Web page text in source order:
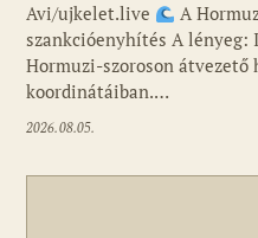
Avi/ujkelet.live
A
szankcióenyhítés A lényeg:
Hormuzi-szoroson
koordinátáiban.…
2026.08.05.